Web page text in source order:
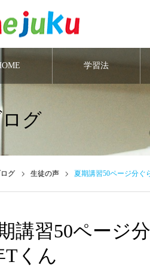
学習法
グ
グ 生徒の声 夏期講習50ページ分ぐ
講習50ページ
Tくん